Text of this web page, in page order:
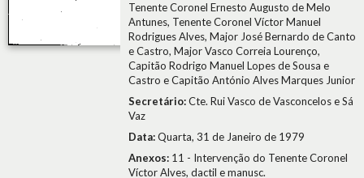
Tenente Coronel Ernesto Augusto de Melo
Antunes, Tenente Coronel Víctor Manuel
Rodrigues Alves, Major José Bernardo de Canto
e Castro, Major Vasco Correia Lourenço,
Capitão Rodrigo Manuel Lopes de Sousa e
Castro e Capitão António Alves Marques Junior
Secretário:Cte. Rui Vasco de Vasconcelos e Sá
Vaz
Data:Quarta, 31 de Janeiro de 1979
Anexos: 11 - Intervenção do Tenente Coronel
Víctor Alves, dactil e manusc.